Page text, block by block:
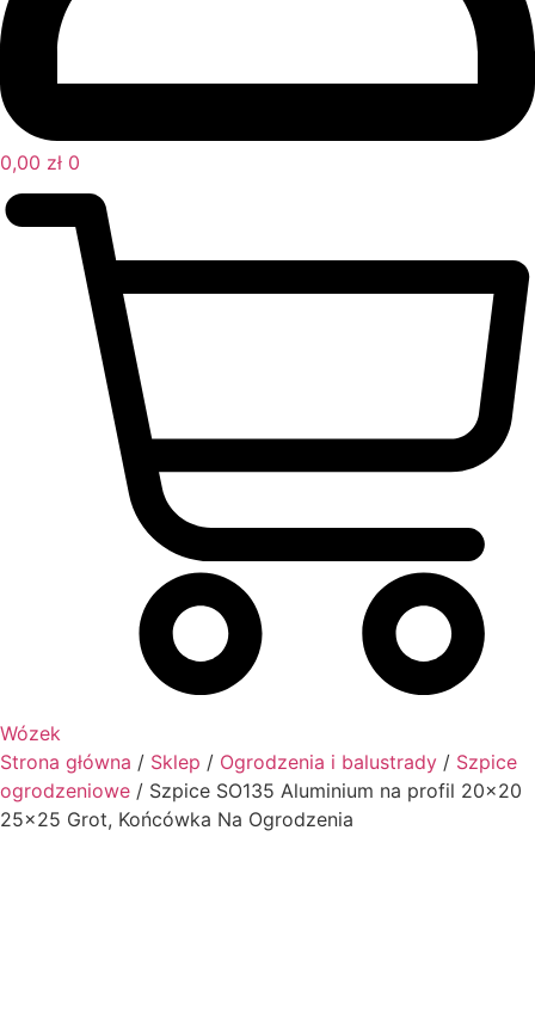
0,00 zł 0
Wózek
Strona główna / Sklep / Ogrodzenia i balustrady / Szpice
ogrodzeniowe / Szpice SO135 Aluminium na profil 20×20
25×25 Grot, Końcówka Na Ogrodzenia